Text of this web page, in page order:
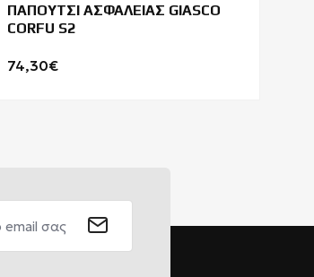
ΠΑΠΟΥΤΣΙ ΑΣΦΑΛΕΙΑΣ GIASCO
CORFU S2
74,30€